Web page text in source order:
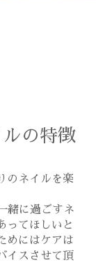
の特徴
のネイルを楽
緒に過ごすネ
ってほしいと
めにはケアは
イスさせて頂